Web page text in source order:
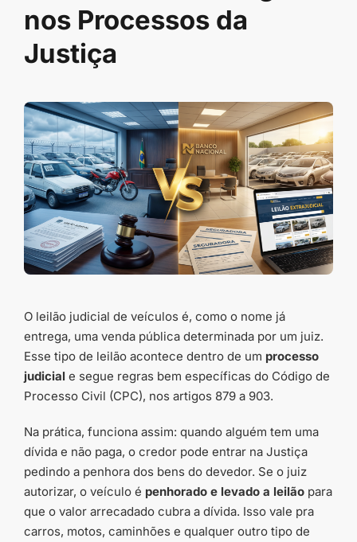
nos Processos da
Justiça
O leilão judicial de veículos é, como o nome já
entrega, uma venda pública determinada por um juiz.
Esse tipo de leilão acontece dentro de um processo
judicial e segue regras bem específicas do Código de
Processo Civil (CPC), nos artigos 879 a 903.
Na prática, funciona assim: quando alguém tem uma
dívida e não paga, o credor pode entrar na Justiça
pedindo a penhora dos bens do devedor. Se o juiz
autorizar, o veículo é penhorado e levado a leilão para
que o valor arrecadado cubra a dívida. Isso vale pra
carros, motos, caminhões e qualquer outro tipo de